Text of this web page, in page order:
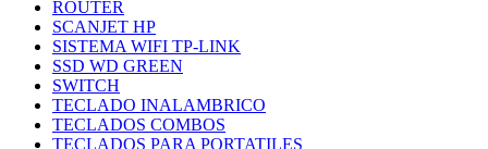
ROUTER
SCANJET HP
SISTEMA WIFI TP-LINK
SSD WD GREEN
SWITCH
TECLADO INALAMBRICO
TECLADOS COMBOS
TECLADOS PARA PORTATILES